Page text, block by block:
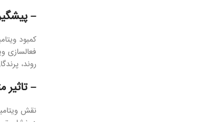
–
کمبود
فعالسازی
روند،
–
نقش